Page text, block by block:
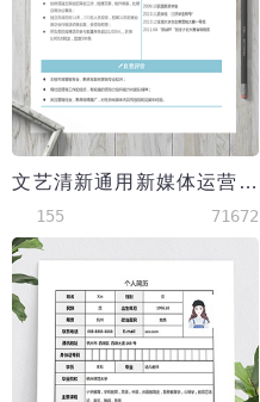
文艺清新通用新媒体运营简历
155 71672